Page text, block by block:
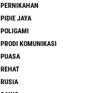
PERNIKAHAN
PIDIE JAYA
POLIGAMI
PRODI KOMUNIKASI
PUASA
REHAT
RUSIA